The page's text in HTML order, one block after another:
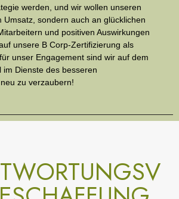
werden, und wir wollen unseren
Umsatz, sondern auch an glücklichen
und positiven Auswirkungen
unsere B Corp-Zertifizierung als
unser Engagement sind wir auf dem
im Dienste des besseren
zu verzaubern!